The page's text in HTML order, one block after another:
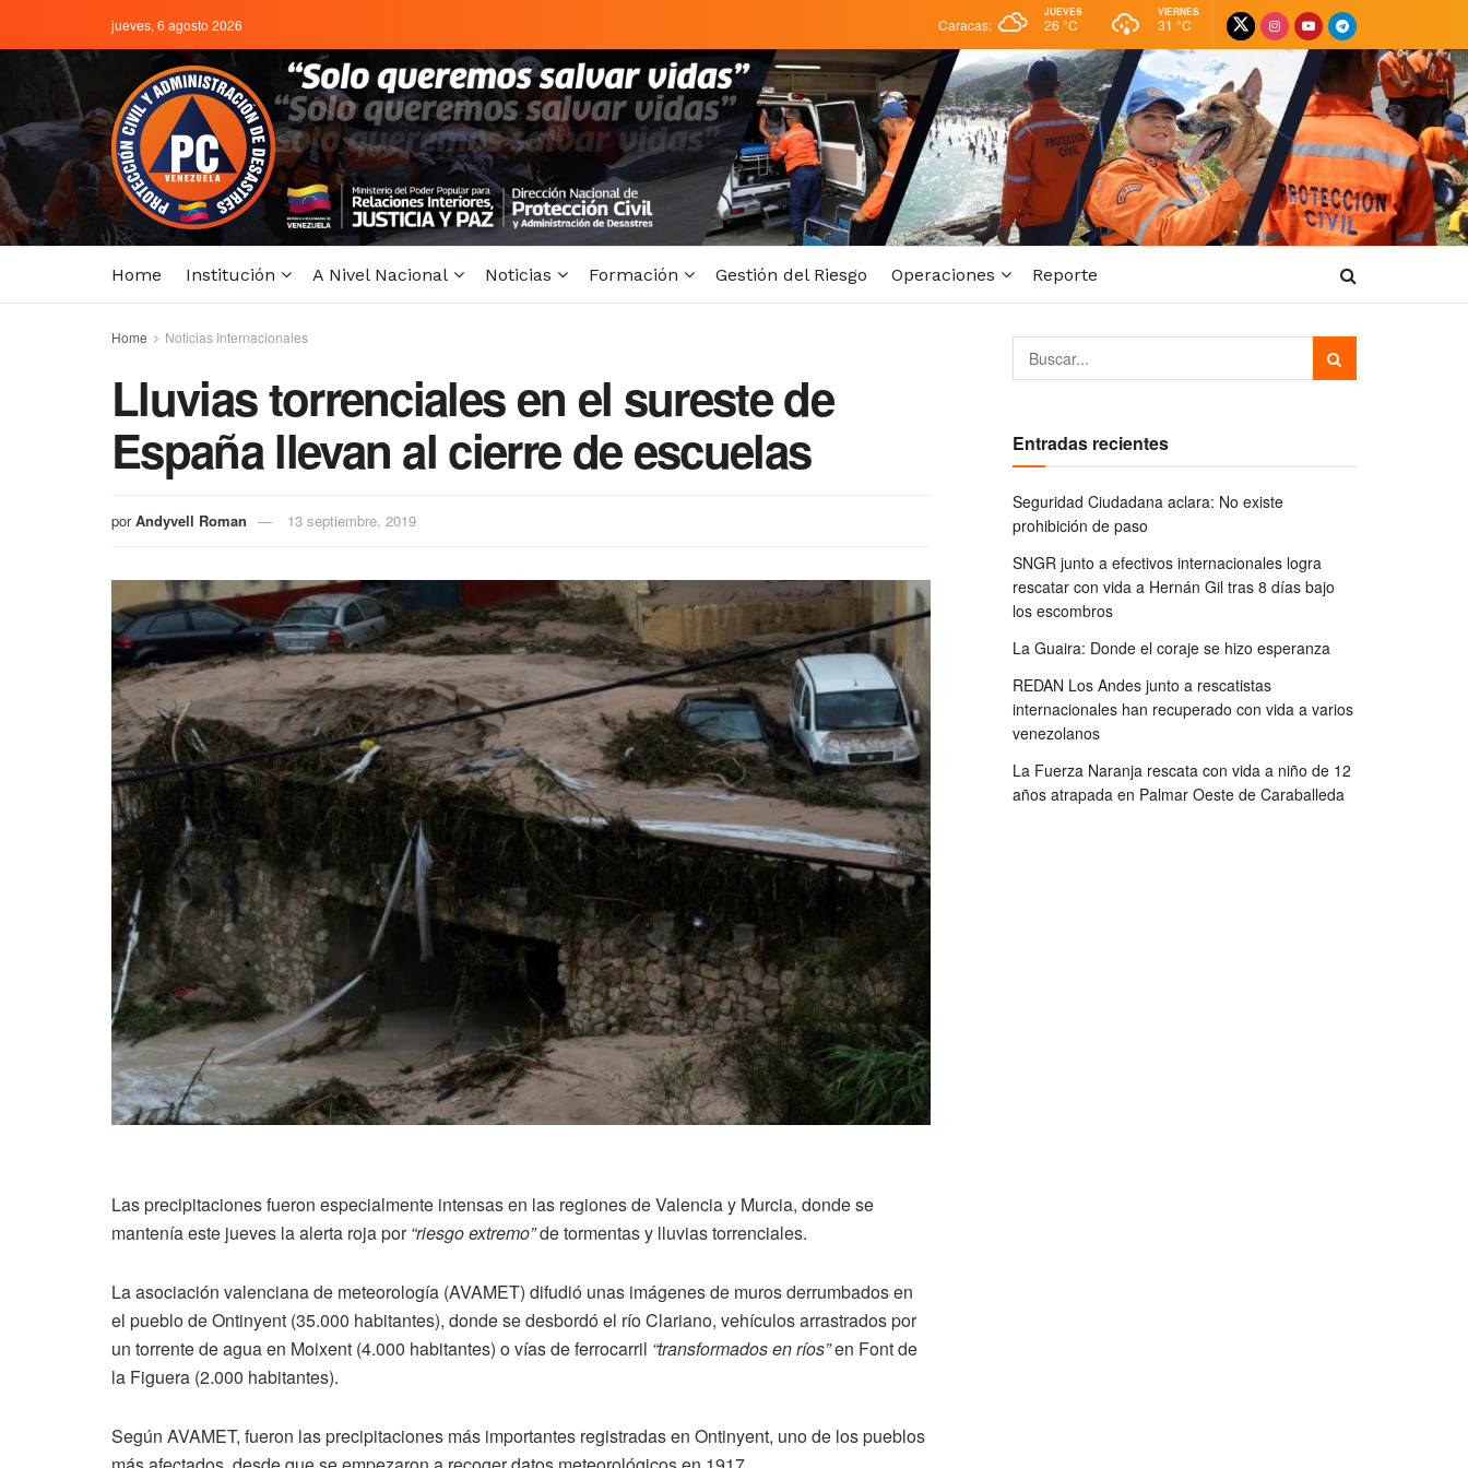
jueves, 6 agosto 2026 Caracas:
JUEVES
26 °C
VIERNES
31 °C
Home Institución A Nivel Nacional Noticias Formación Gestión del Riesgo Operaciones Reporte
Home Noticias Internacionales
Lluvias torrenciales en el sureste de
España llevan al cierre de escuelas
por Andyvell Roman 13 septiembre, 2019
Las precipitaciones fueron especialmente intensas en las regiones de Valencia y Murcia, donde se
mantenía este jueves la alerta roja por“riesgo extremo”de tormentas y lluvias torrenciales.
La asociación valenciana de meteorología (AVAMET) difudió unas imágenes de muros derrumbados en
el pueblo de Ontinyent (35.000 habitantes), donde se desbordó el río Clariano, vehículos arrastrados por
un torrente de agua en Moixent (4.000 habitantes) o vías de ferrocarril “transformados en ríos”en Font de
la Figuera (2.000 habitantes).
Según AVAMET, fueron las precipitaciones más importantes registradas en Ontinyent, uno de los pueblos
Entradas recientes
Seguridad Ciudadana aclara: No existe
prohibición de paso
SNGR junto a efectivos internacionales logra
rescatar con vida a Hernán Gil tras 8 días bajo
los escombros
La Guaira: Donde el coraje se hizo esperanza
REDAN Los Andes junto a rescatistas
internacionales han recuperado con vida a varios
venezolanos
La Fuerza Naranja rescata con vida a niño de 12
años atrapada en Palmar Oeste de Caraballeda